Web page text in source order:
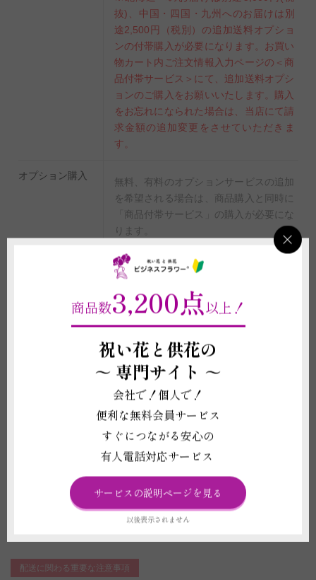
抜)、中国・四国・九州へのお届けは別
途2,500円（税別）の追加送料オプショ
ンの付帯購入が必要になります。お買い
物カート内ご注文情報入力ページの＜商
品付帯サービス＞にて、追加送料オプシ
ョンのご購入をお願いいたします。購入
をお忘れになられた場合は、当店にて請
求金額の追加変更をさせていただきま
す。
オプション購入
無料、有料のオプションサービスの追加
を希望される場合は、商品購入と同時に
「商品付帯サービス」の購入が必要にな
ります。
(1)植物は形状や色合いが個々で異なります。デザイン、ボリューム感など
は仕入れ状況により掲載写真と差異が生じることがございます。また、札や
メッセージカード、鉢等、商品代金に含まれるものに記載されている資材の
形状や素材等は掲載イメージ写真と差異がある場合がございます。これらイ
メージ写真と現物との違いを理由とする返品、返金、交換、その他の請求な
どには応じかねますので予めご了承ください。
に植物が気温の影響で傷む可能性があるため、お申し込みをお受けできない
ことがございます。強いご希望がございましたら、気温による品質への影響
(3)鉢は回収しておりません。ご不要になった際は各自治体のご案内に沿っ
て破棄をしてください。
(4)受注制作（オーダー）のため、商品作成後の変更・取り消しを承ること
ができません。制作開始後に、万が一ご注文をお取り消しされた場合も代金
配送に関わる重要な注意事項
商品数3,200点以上！
祝い花と供花の
～ 専門サイト ～
会社で！個人で！
便利な無料会員サービス
すぐにつながる安心の
有人電話対応サービス
サービスの説明ページを見る
以後表示されません